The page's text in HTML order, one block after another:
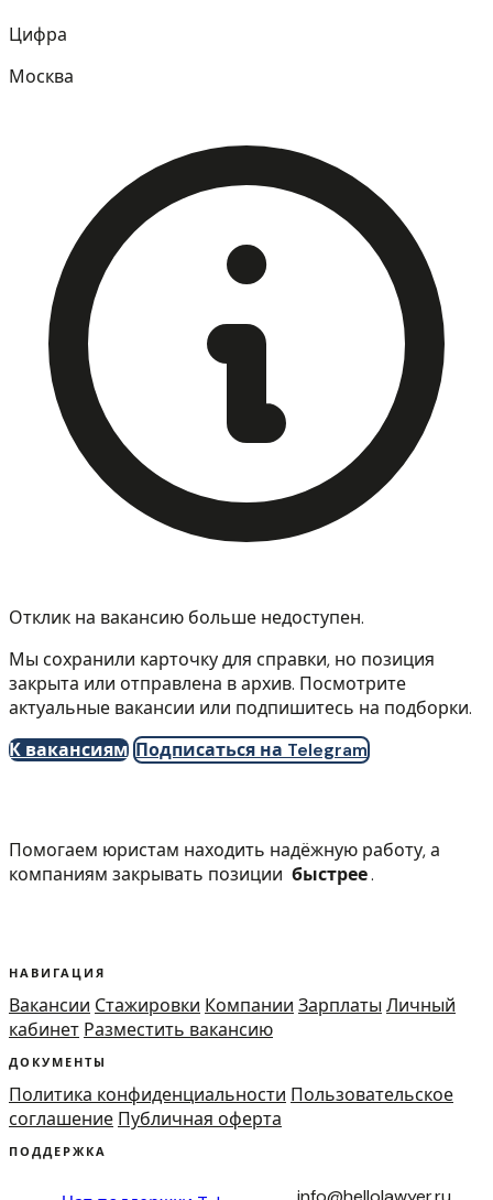
Цифра
Москва
Отклик на вакансию больше недоступен.
Мы сохранили карточку для справки, но позиция
закрыта или отправлена в архив. Посмотрите
актуальные вакансии или подпишитесь на подборки.
К вакансиям Подписаться на Telegram
Помогаем юристам находить надёжную работу, а
компаниям закрывать позиции быстрее.
НАВИГАЦИЯ
Вакансии Стажировки Компании Зарплаты Личный
кабинет Разместить вакансию
ДОКУМЕНТЫ
Политика конфиденциальности Пользовательское
соглашение Публичная оферта
ПОДДЕРЖКА